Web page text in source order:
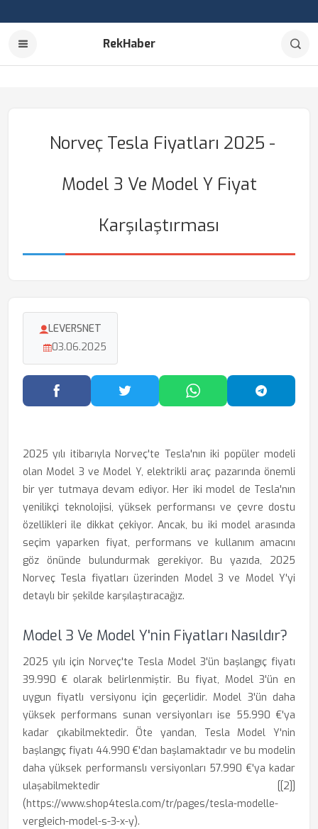
RekHaber
Norveç Tesla Fiyatları 2025 -
Model 3 Ve Model Y Fiyat
Karşılaştırması
LEVERSNET
03.06.2025
Facebook'ta PaylaşTwitter'da PaylaşWhatsApp'ta Paylaş
2025 yılı itibarıyla Norveç'te Tesla'nın iki popüler modeli
olan Model 3 ve Model Y, elektrikli araç pazarında önemli
bir yer tutmaya devam ediyor. Her iki model de Tesla'nın
yenilikçi teknolojisi, yüksek performansı ve çevre dostu
özellikleri ile dikkat çekiyor. Ancak, bu iki model arasında
seçim yaparken fiyat, performans ve kullanım amacını
göz önünde bulundurmak gerekiyor. Bu yazıda, 2025
Norveç Tesla fiyatları üzerinden Model 3 ve Model Y'yi
detaylı bir şekilde karşılaştıracağız.
Model 3 Ve Model Y'nin Fiyatları Nasıldır?
2025 yılı için Norveç'te Tesla Model 3'ün başlangıç fiyatı
39.990 € olarak belirlenmiştir. Bu fiyat, Model 3'ün en
uygun fiyatlı versiyonu için geçerlidir. Model 3'ün daha
yüksek performans sunan versiyonları ise 55.990 €'ya
kadar çıkabilmektedir. Öte yandan, Tesla Model Y'nin
başlangıç fiyatı 44.990 €'dan başlamaktadır ve bu modelin
daha yüksek performanslı versiyonları 57.990 €'ya kadar
ulaşabilmektedir [[2]]
(https://www.shop4tesla.com/tr/pages/tesla-modelle-
vergleich-model-s-3-x-y).